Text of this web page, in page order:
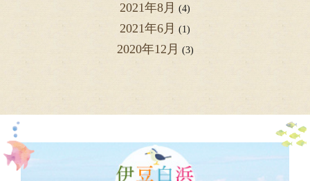
2021年8月 (4)
2021年6月 (1)
2020年12月 (3)
2019年7月(2)
2019年1月(1)
2018年12月(1)